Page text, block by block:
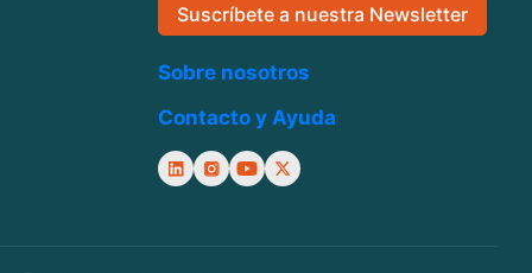
Suscríbete a nuestra Newsletter
Sobre nosotros
Contacto y Ayuda